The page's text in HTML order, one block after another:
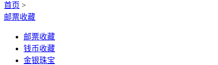
首页 >
邮票收藏
邮票收藏
钱币收藏
金银珠宝